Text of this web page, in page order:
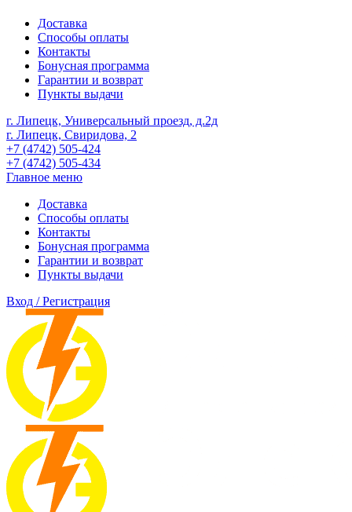
Доставка
Способы оплаты
Контакты
Бонусная программа
Гарантии и возврат
Пункты выдачи
г. Липецк, Универсальный проезд, д.2д
г. Липецк, Свиридова, 2
+7 (4742) 505-424
+7 (4742) 505-434
Главное меню
Доставка
Способы оплаты
Контакты
Бонусная программа
Гарантии и возврат
Пункты выдачи
Вход / Регистрация